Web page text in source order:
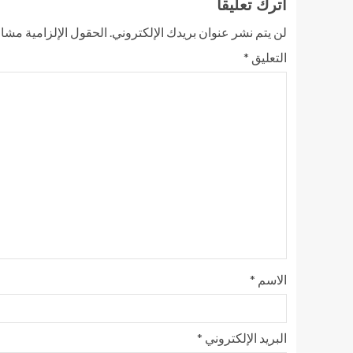
اترك تعليقاً
لن يتم نشر عنوان بريدك الإلكتروني. الحقول الإلزامية مشار
التعليق *
الاسم *
البريد الإلكتروني *